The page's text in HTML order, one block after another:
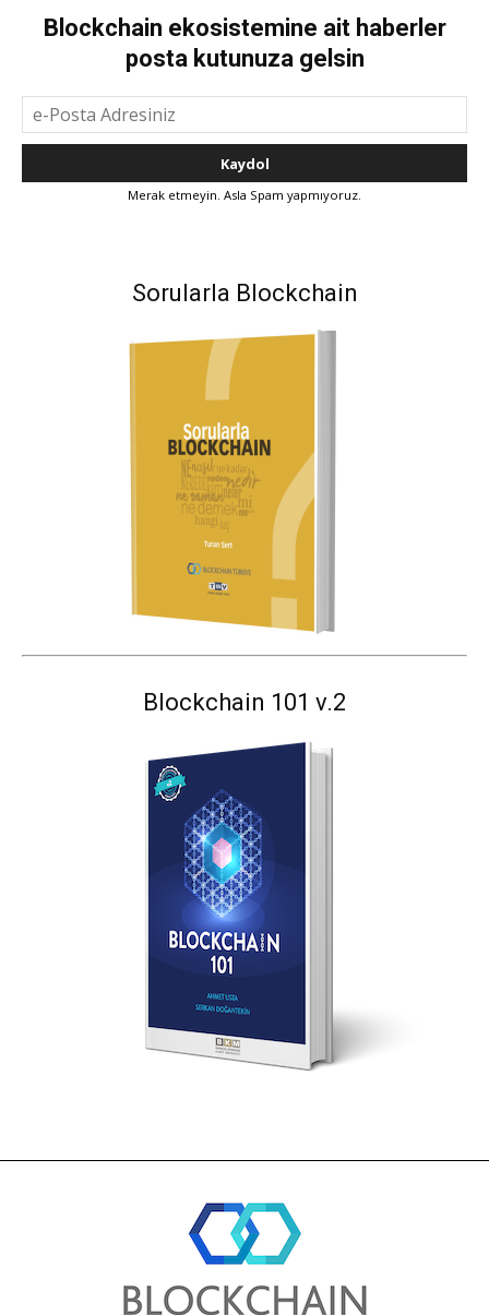
Blockchain ekosistemine ait haberler
posta kutunuza gelsin
Merak etmeyin. Asla Spam yapmıyoruz.
Sorularla Blockchain
Blockchain 101 v.2